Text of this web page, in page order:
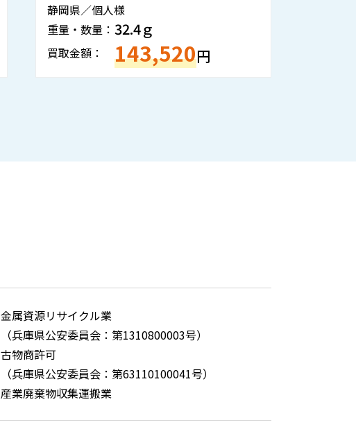
静岡県／個人様
重量・数量： 32.4ｇ
買取金額： 143,520円
金属資源リサイクル業
（兵庫県公安委員会：第1310800003号）
古物商許可
（兵庫県公安委員会：第63110100041号）
産業廃棄物収集運搬業